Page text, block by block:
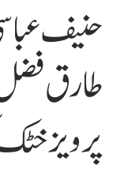
حنیف
طارق
پرویز